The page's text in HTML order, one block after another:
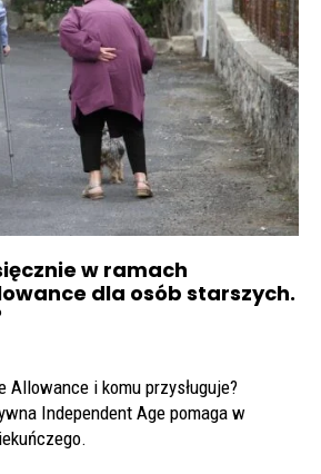
w ramach
dla osób starszych.
Allowance i komu przysługuje?
Independent Age pomaga w